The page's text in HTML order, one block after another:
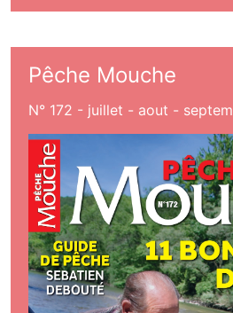
Pêche Mouche
N° 172 - juillet - aout -